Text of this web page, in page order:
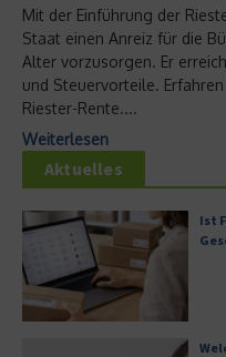
Mit der Einführung der
Staat einen Anreiz für die
Alter vorzusorgen. Er
und Steuervorteile.
Riester-Rente....
Weiterlesen
Aktuelles
Ist